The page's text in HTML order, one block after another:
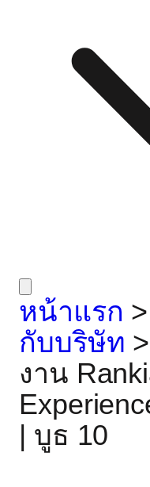
หน้าแรก >
กับบริษัท >
งาน
| บูธ 10